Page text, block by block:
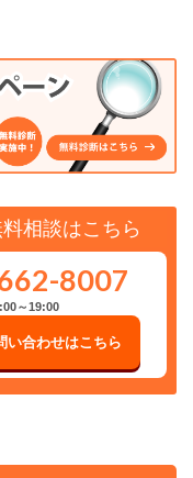
相談はこちら
8007
～19:00
い合わせはこちら